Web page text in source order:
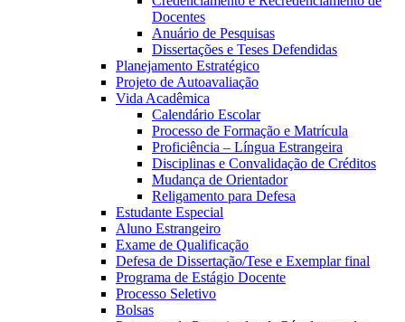
Docentes
Anuário de Pesquisas
Dissertações e Teses Defendidas
Planejamento Estratégico
Projeto de Autoavaliação
Vida Acadêmica
Calendário Escolar
Processo de Formação e Matrícula
Proficiência – Língua Estrangeira
Disciplinas e Convalidação de Créditos
Mudança de Orientador
Religamento para Defesa
Estudante Especial
Aluno Estrangeiro
Exame de Qualificação
Defesa de Dissertação/Tese e Exemplar final
Programa de Estágio Docente
Processo Seletivo
Bolsas